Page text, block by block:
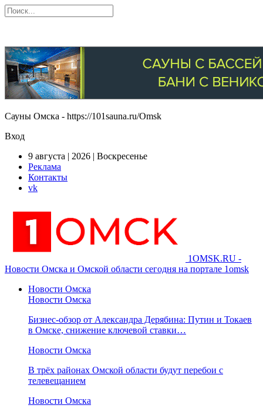
Сауны Омска - https://101sauna.ru/Omsk
Вход
9 августа | 2026 | Воскресенье
Реклама
Контакты
vk
1OMSK.RU -
Новости Омска и Омской области сегодня на портале 1omsk
Новости Омска
Новости Омска
Бизнес-обзор от Александра Дерябина: Путин и Токаев
в Омске, снижение ключевой ставки…
Новости Омска
В трёх районах Омской области будут перебои с
телевещанием
Новости Омска